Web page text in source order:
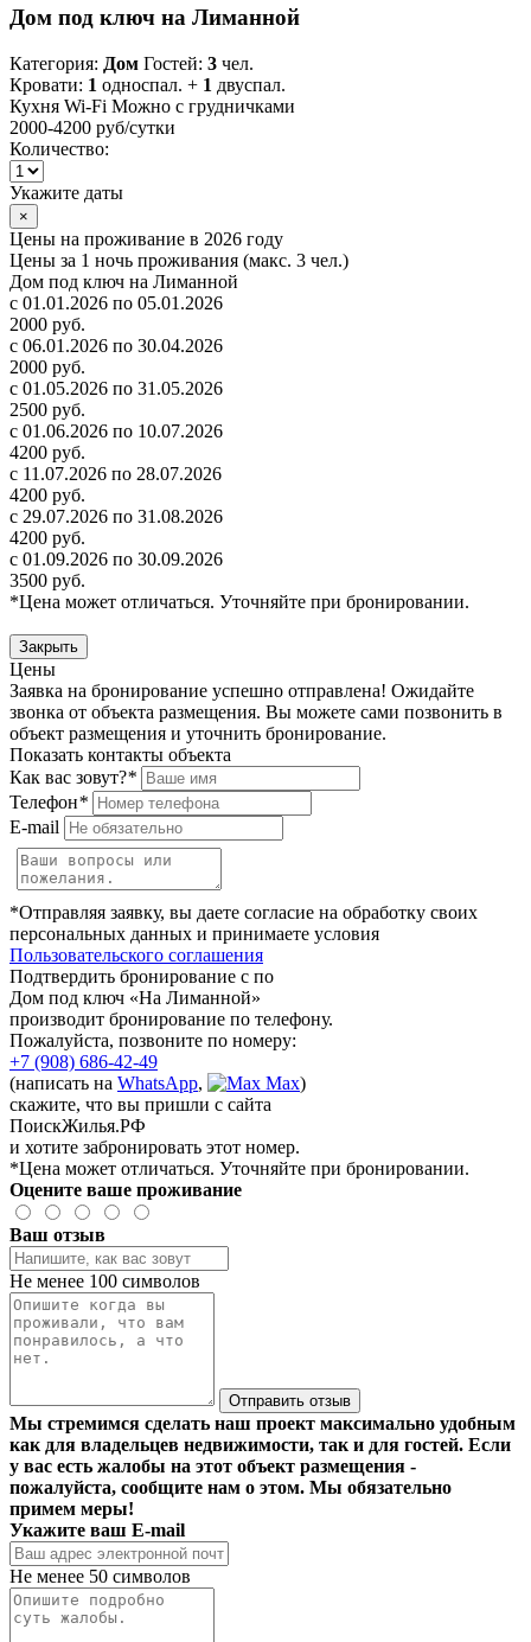
Дом под ключ на Лиманной
Категория: Дом Гостей: 3 чел.
Кровати: 1 односпал. + 1 двуспал.
Кухня Wi-Fi Можно с грудничками
2000-4200 руб/сутки
Количество:
Укажите даты
×
Цены на проживание в 2026 году
Цены за 1 ночь проживания (макс. 3 чел.)
Дом под ключ на Лиманной
с 01.01.2026 по 05.01.2026
2000 руб.
с 06.01.2026 по 30.04.2026
2000 руб.
с 01.05.2026 по 31.05.2026
2500 руб.
с 01.06.2026 по 10.07.2026
4200 руб.
с 11.07.2026 по 28.07.2026
4200 руб.
с 29.07.2026 по 31.08.2026
4200 руб.
с 01.09.2026 по 30.09.2026
3500 руб.
*Цена может отличаться. Уточняйте при бронировании.
Закрыть
Цены
Заявка на бронирование успешно отправлена! Ожидайте
звонка от объекта размещения. Вы можете сами позвонить в
объект размещения и уточнить бронирование.
Показать контакты объекта
Как вас зовут?*
Телефон*
E-mail
*Отправляя заявку, вы даете согласие на обработку своих
персональных данных и принимаете условия
Пользовательского соглашения
Подтвердить бронирование с по
Дом под ключ «На Лиманной»
производит бронирование по телефону.
Пожалуйста, позвоните по номеру:
+7 (908) 686-42-49
(написать на WhatsApp, Max)
скажите, что вы пришли с сайта
ПоискЖилья.РФ
и хотите забронировать этот номер.
*Цена может отличаться. Уточняйте при бронировании.
Оцените ваше проживание
Ваш отзыв
Не менее 100 символов
Отправить отзыв
Мы стремимся сделать наш проект максимально удобным
как для владельцев недвижимости, так и для гостей. Если
у вас есть жалобы на этот объект размещения -
пожалуйста, сообщите нам о этом. Мы обязательно
примем меры!
Укажите ваш E-mail
Не менее 50 символов